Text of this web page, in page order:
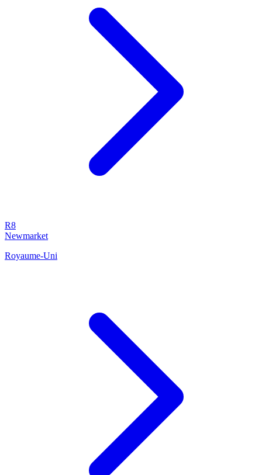
R8
Newmarket
Royaume-Uni